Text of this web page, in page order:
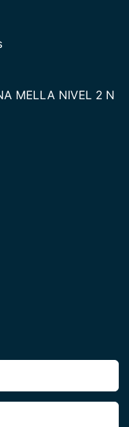
MELLA NIVEL 2 N